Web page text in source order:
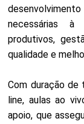
necessárias à
produtivos,
qualidade e
Com duração de
line, aulas ao
apoio, que